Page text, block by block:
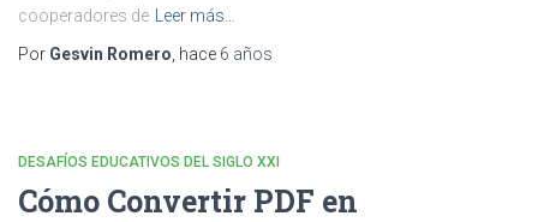
cooperadores de
Leer más…
Por Gesvin Romero , hace 6 años
DESAFÍOS EDUCATIVOS DEL SIGLO XXI
Cómo Convertir PDF en